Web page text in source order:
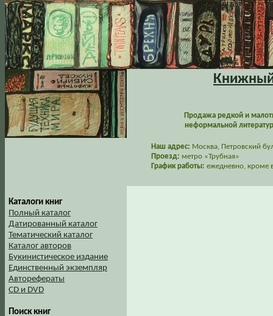
Книжный
Продажа редкой и
неформальной
Наш адрес: Москва, Петровский
Проезд: метро «Трубная»
График работы: ежедневно, кроме
Каталоги книг
Полный каталог
Датированный каталог
Тематический каталог
Каталог авторов
Букинистическое издание
Единственный экземпляр
Авторефераты
CD и DVD
Поиск книг